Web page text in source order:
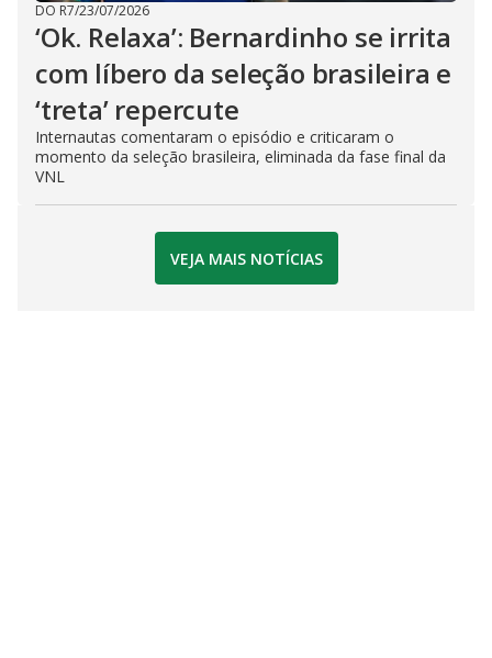
DO R7/23/07/2026
‘Ok. Relaxa’: Bernardinho se irrita
com líbero da seleção brasileira e
‘treta’ repercute
Internautas comentaram o episódio e criticaram o
momento da seleção brasileira, eliminada da fase final da
VNL
VEJA MAIS NOTÍCIAS